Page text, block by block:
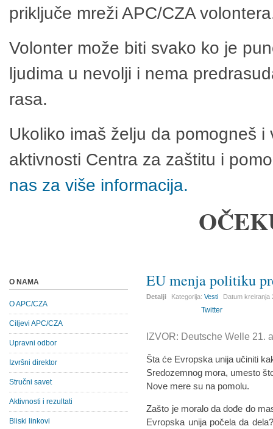
priključe mreži APC/CZA
Volonter može biti svako ko je
ljudima u nevolji i nema
rasa.
Ukoliko imaš želju da pomogneš
aktivnosti Centra za zaštitu i
nas za više informacija.
EU menja politiku
Detalji Kategorija:Vesti Datum kreiranja
Twitter
IZVOR: Deutsche Welle 21.
Šta će Evropska unija učiniti
Sredozemnog mora, umesto
Nove mere su na pomolu.
Zašto je moralo da dođe do
Evropska unija počela da
O NAMA
O APC/CZA
Ciljevi APC/CZA
Upravni odbor
Izvršni direktor
Stručni savet
Aktivnosti i rezultati
Bliski linkovi